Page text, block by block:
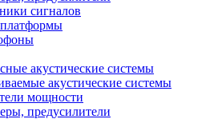
сигналов
акустические системы
акустические системы
мощности
предусилители